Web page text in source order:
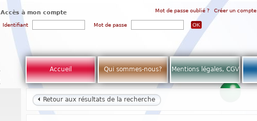
Accès à mon compte Mot de passe oublié ? Créer un compte
Identifiant Mot de passe
Accueil Qui sommes-nous? Mentions légales, CGV
Retour aux résultats de la recherche